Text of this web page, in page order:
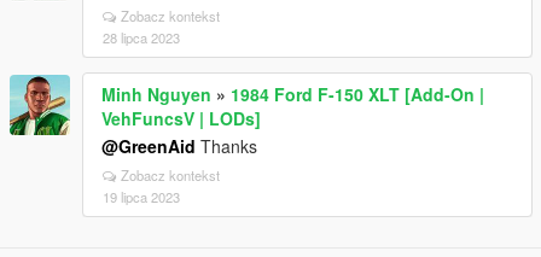
Zobacz kontekst
28 lipca 2023
Minh Nguyen » 1984 Ford F-150 XLT [Add-On |
VehFuncsV | LODs]
@GreenAid Thanks
Zobacz kontekst
19 lipca 2023